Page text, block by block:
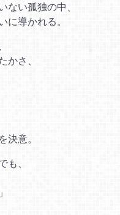
ない孤独の中、
に導かれる。
かさ、
決意。
も、